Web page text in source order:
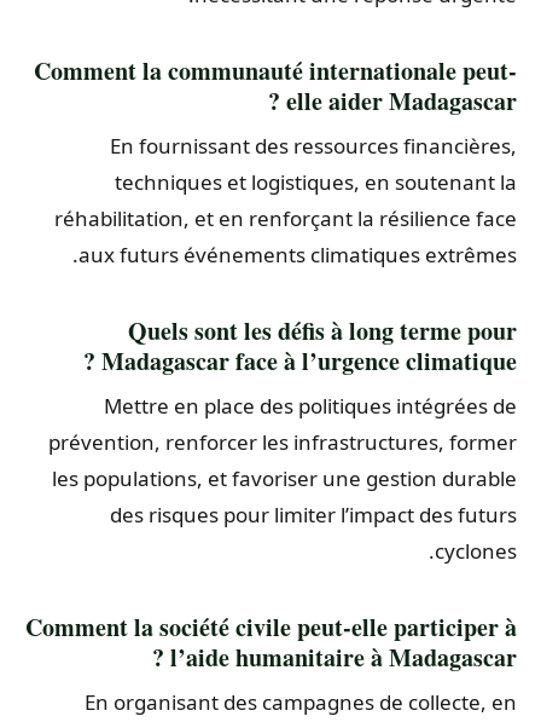
Comment la communauté internationale peut-
elle aider Madagascar ?
En fournissant des ressources financières,
techniques et logistiques, en soutenant la
réhabilitation, et en renforçant la résilience face
aux futurs événements climatiques extrêmes.
Quels sont les défis à long terme pour
Madagascar face à l’urgence climatique ?
Mettre en place des politiques intégrées de
prévention, renforcer les infrastructures, former
les populations, et favoriser une gestion durable
des risques pour limiter l’impact des futurs
cyclones.
Comment la société civile peut-elle participer à
l’aide humanitaire à Madagascar ?
En organisant des campagnes de collecte, en